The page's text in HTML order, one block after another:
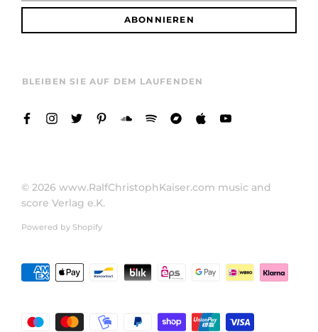
ABONNIEREN
BLEIBEN SIE AUF DEM LAUFENDEN
© 2026 www.RalfChristophKaiser.com music and
score Verlag e.K.
Powered by Shopify